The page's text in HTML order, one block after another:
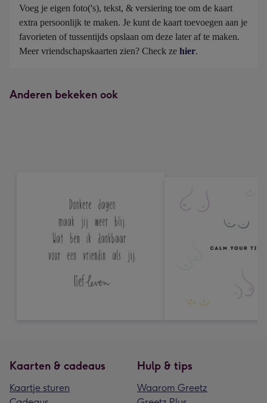
Voeg je eigen foto('s), tekst, & versiering toe om de kaart
extra persoonlijk te maken. Je kunt de kaart toevoegen aan je
favorieten of tussentijds opslaan om deze later af te maken.
Meer vriendschapskaarten zien? Check ze hier.
Anderen bekeken ook
Kaarten & cadeaus
Kaartje sturen
Hulp & tips
Waarom Greetz